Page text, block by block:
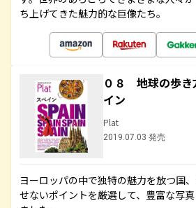
ち上げてきた魅力的な巨像たち。
０８ 地球の歩
イン
Plat
2019.07.03 発売
ヨーロッパの中で独特の魅力を放つ国
せないポイントを厳選して、豊富な写